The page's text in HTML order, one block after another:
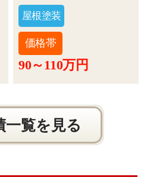
屋根塗装
価格帯
90～110万円
一覧を見る